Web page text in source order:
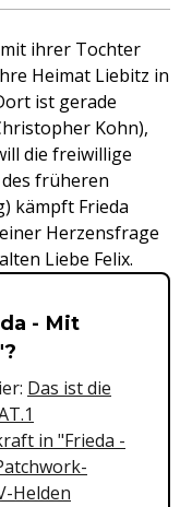
ihrer Tochter
Heimat Liebitz in
ist gerade
Kohn),
die freiwillige
früheren
) kämpft Frieda
Herzensfrage
Liebe Felix.
- Mit
Das ist die
in "Frieda -
Helden